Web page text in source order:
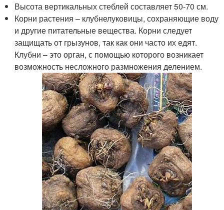
Высота вертикальных стеблей составляет 50-70 см.
Корни растения – клубнелуковицы, сохраняющие воду
и другие питательные вещества. Корни следует
защищать от грызунов, так как они часто их едят.
Клубни – это орган, с помощью которого возникает
возможность несложного размножения делением.